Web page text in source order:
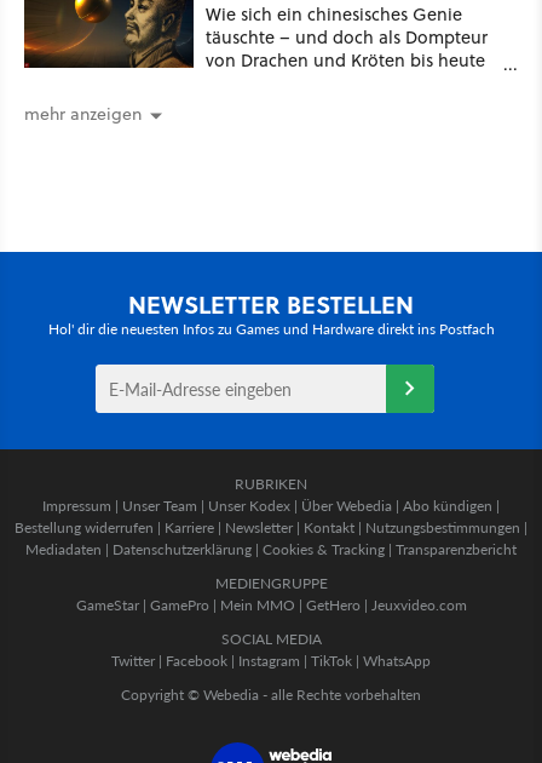
Wie sich ein chinesisches Genie
täuschte – und doch als Dompteur
von Drachen und Kröten bis heute
mehr anzeigen
NEWSLETTER BESTELLEN
Hol' dir die neuesten Infos zu Games und Hardware direkt ins Postfach
RUBRIKEN
Impressum | Unser Team | Unser Kodex | Über Webedia | Abo kündigen |
Bestellung widerrufen | Karriere | Newsletter | Kontakt | Nutzungsbestimmungen |
Mediadaten | Datenschutzerklärung | Cookies & Tracking | Transparenzbericht
MEDIENGRUPPE
GameStar| GamePro | Mein MMO | GetHero | Jeuxvideo.com
SOCIAL MEDIA
Twitter | Facebook | Instagram | TikTok | WhatsApp
Copyright © Webedia - alle Rechte vorbehalten